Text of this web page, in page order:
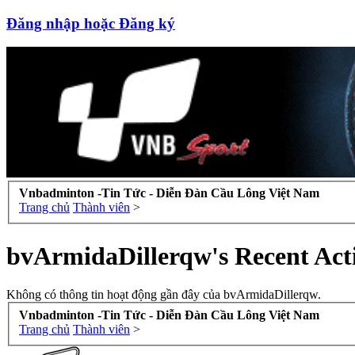
Đăng nhập hoặc Đăng ký
Vnbadminton -Tin Tức - Diễn Đàn Cầu Lông Việt Nam
Trang chủ Thành viên >
bvArmidaDillerqw's Recent
Không có thông tin hoạt động gần đây của bvArmidaDillerqw.
Vnbadminton -Tin Tức - Diễn Đàn Cầu Lông Việt Nam
Trang chủ Thành viên >